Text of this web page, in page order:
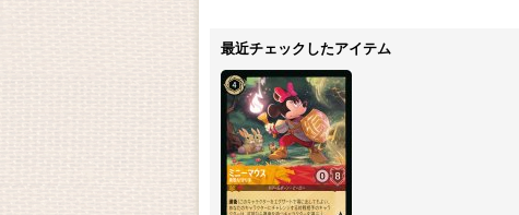
最近チェックしたアイテム